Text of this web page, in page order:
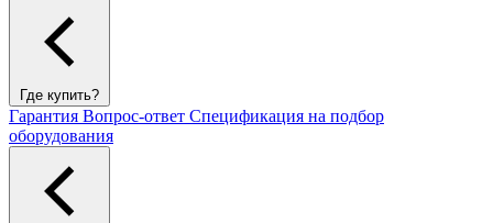
Где купить?
Гарантия Вопрос-ответ Спецификация на подбор
оборудования